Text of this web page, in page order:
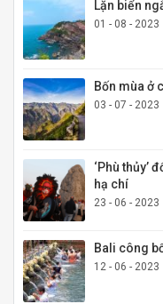
Lặn biển
01 - 08 - 2023
Bốn mùa ở
03 - 07 - 2023
‘Phù thủy’
hạ chí
23 - 06 - 2023
Bali công
12 - 06 - 2023